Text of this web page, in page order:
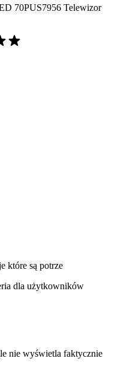
70PUS7956 Telewizor
które są potrze
dla użytkowników
nie wyświetla faktycznie